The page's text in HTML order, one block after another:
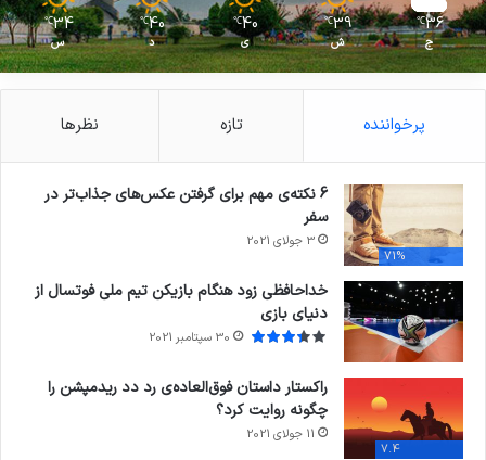
36
℃
ج
39
℃
ش
40
℃
ی
40
℃
د
34
℃
س
پرخواننده تازه نظرها
71%
6 نکته‌ی مهم برای گرفتن عکس‌های جذاب‌تر در
سفر
3 جولای 2021
خداحافظی زود هنگام بازیکن تیم ملی فوتسال از
دنیای بازی
30 سپتامبر 2021
7.4
راکستار داستان فوق‌العاده‌ی رد دد ریدمپشن را
چگونه روایت کرد؟
11 جولای 2021